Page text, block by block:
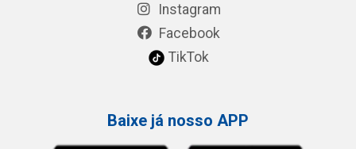
Instagram
Facebook
TikTok
Baixe já nosso APP